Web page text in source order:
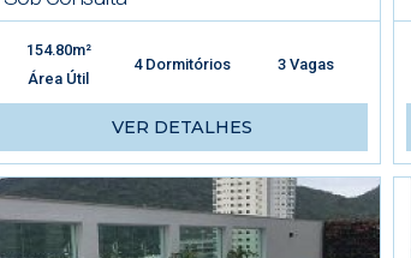
154.80m²
Área Útil
4 Dormitórios 3 Vagas
VER DETALHES